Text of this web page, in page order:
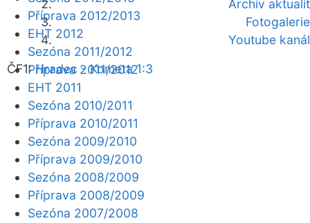
Archiv aktualit
Fotogalerie
Youtube kanál
ČF1:Hradec - Kometa 1:3
Příprava 2012/2013
EHT 2012
Sezóna 2011/2012
Příprava 2011/2012
EHT 2011
Sezóna 2010/2011
Příprava 2010/2011
Sezóna 2009/2010
Příprava 2009/2010
Sezóna 2008/2009
Příprava 2008/2009
Sezóna 2007/2008